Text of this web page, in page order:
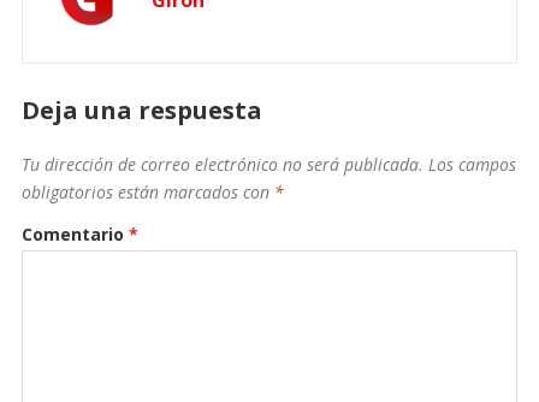
Deja una respuesta
Tu dirección de correo electrónico no será publicada. Los campos
obligatorios están marcados con *
Comentario *